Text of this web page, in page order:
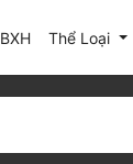
BXH Thể Loại